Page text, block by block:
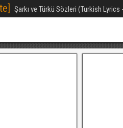
Şarkı ve Türkü Sözleri (Turkish